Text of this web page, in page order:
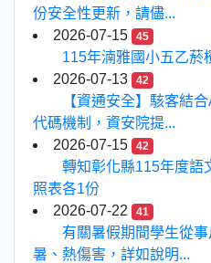
份安全性更新，請儘...
2026-07-15
45
115年湳雅國小五乙菸
2026-07-13
42
【資通安全】駭客結
代碼機制，資安院提...
2026-07-15
42
轉知彰化縣115年度語
照表各1份
2026-07-22
41
有關暑假期間學生從
暑、熱傷害，詳如說明...